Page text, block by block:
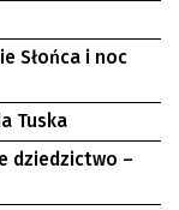
Słońca i noc
Tuska
dziedzictwo –